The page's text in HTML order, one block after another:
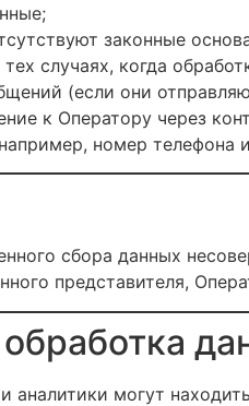
законные
случаях, когда
(если они
к Оператору через
номер телефона
сбора данных
представителя,
могут